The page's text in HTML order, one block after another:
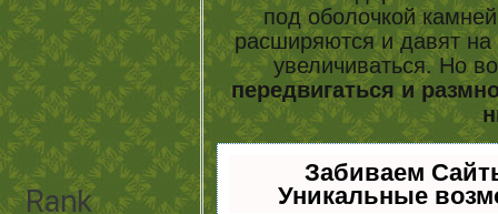
под оболочкой
расширяются и давят на
увеличиваться. Но
передвигаться и
Забиваем
Уникальные